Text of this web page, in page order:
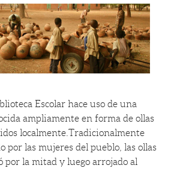
Escolar hace uso de una
ampliamente en forma de ollas
localmente.Tradicionalmente
por las mujeres del pueblo, las ollas
por la mitad y luego arrojado al